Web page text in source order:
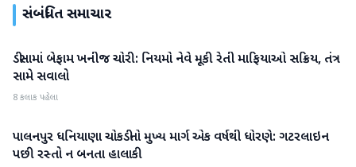
સંબંધિત સમાચાર
બનાસકાંઠા
ડીસામાં બેફામ ખનીજ ચોરી: નિયમો નેવે મૂકી રેતી માફિયાઓ સક્રિય, તંત્ર
સામે સવાલો
8 કલાક પહેલા
બનાસકાંઠા
પાલનપુર ધનિયાણા ચોકડીનો મુખ્ય માર્ગ એક વર્ષથી ધોરણે: ગટરલાઇન
પછી રસ્તો ન બનતા હાલાકી